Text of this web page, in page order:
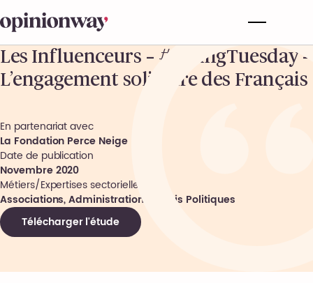
Les Influenceurs – #GivingTuesday –
L’engagement solidaire des Français
En partenariat avec
La Fondation Perce Neige
Date de publication
Novembre 2020
Métiers/Expertises sectorielles
Associations, Administrations, Partis Politiques
Télécharger l'étude